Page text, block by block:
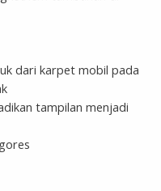
dari karpet mobil pada
tampilan menjadi